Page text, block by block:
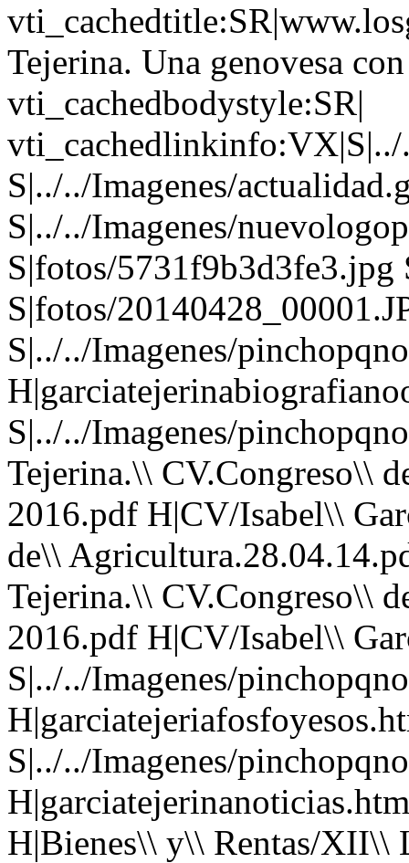
Tejerina. Una genovesa
vti_cachedbodystyle:SR|
S|../../Imagenes/
S|../../Imagenes/
S|fotos/5731f9b3d3fe3.jpg
S|fotos/
S|../../Imagenes/
S|../../Imagenes/
Tejerina.\\ CV.Congreso\\
2016.pdf H|CV/Isabel\\
de\\
Tejerina.\\ CV.Congreso\\
2016.pdf H|CV/Isabel\\
S|../../Imagenes/
S|../../Imagenes/
H|Bienes\\ y\\ Rentas/XII\\